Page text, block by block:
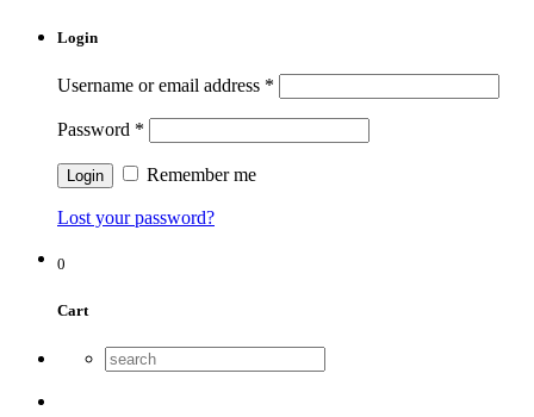
Login
Username or email address *
Password *
Remember me
Lost your password?
0
Cart